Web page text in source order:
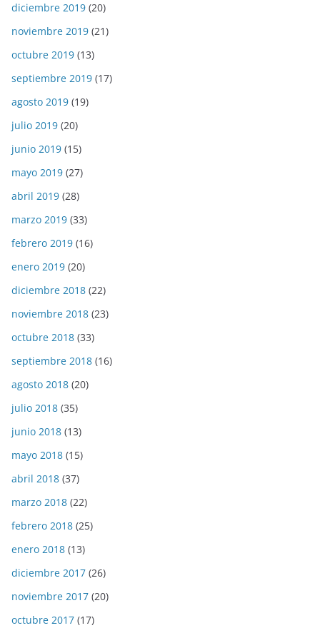
diciembre 2019 (20)
noviembre 2019 (21)
octubre 2019 (13)
septiembre 2019 (17)
agosto 2019 (19)
julio 2019 (20)
junio 2019 (15)
mayo 2019 (27)
abril 2019 (28)
marzo 2019 (33)
febrero 2019 (16)
enero 2019 (20)
diciembre 2018 (22)
noviembre 2018 (23)
octubre 2018 (33)
septiembre 2018 (16)
agosto 2018 (20)
julio 2018 (35)
junio 2018 (13)
mayo 2018 (15)
abril 2018 (37)
marzo 2018 (22)
febrero 2018 (25)
enero 2018 (13)
diciembre 2017 (26)
noviembre 2017 (20)
octubre 2017 (17)